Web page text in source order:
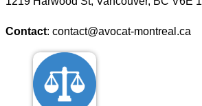
Contact: contact@avocat-montreal.ca